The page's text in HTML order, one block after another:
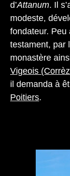
d’Attanum. Il
modeste,
fondateur. Peu
testament, par
monastère ainsi
Vigeois
il demanda à
Poitiers.